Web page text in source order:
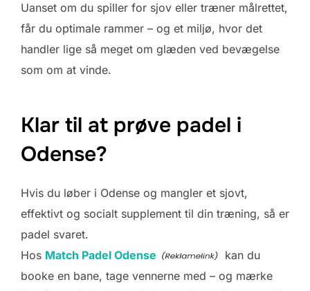
Uanset om du spiller for sjov eller træner målrettet,
får du optimale rammer – og et miljø, hvor det
handler lige så meget om glæden ved bevægelse
som om at vinde.
Klar til at prøve padel i
Odense?
Hvis du løber i Odense og mangler et sjovt,
effektivt og socialt supplement til din træning, så er
padel svaret.
Hos Match Padel Odense
kan du
booke en bane, tage vennerne med – og mærke